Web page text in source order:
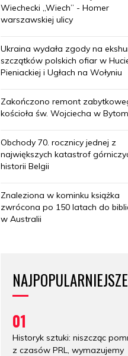
Wiechecki „Wiech” - Homer
warszawskiej ulicy
Ukraina wydała zgody na
szczątków polskich ofiar w
Pieniackiej i Ugłach na Wołyniu
Zakończono remont
kościoła św. Wojciecha w
Obchody 70. rocznicy jednej z
największych katastrof
historii Belgii
Znaleziona w kominku książka
zwrócona po 150 latach do
w Australii
NAJPOPULARNIEJSZE
01
Historyk sztuki: niszcząc
z czasów PRL, wymazujemy